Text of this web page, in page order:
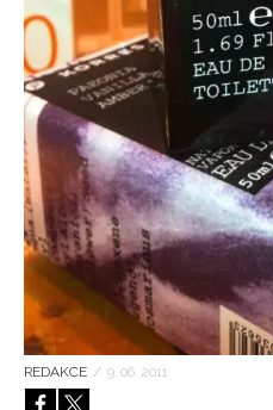
HOME
REDAKCE / 9. 06. 2011